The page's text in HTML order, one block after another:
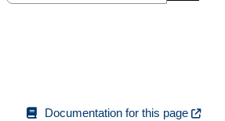
Documentation for this page